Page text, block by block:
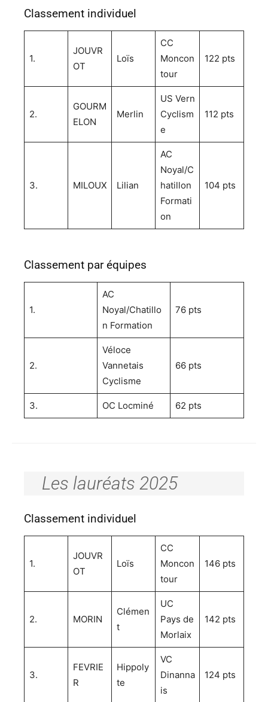
Classement individuel
1.
JOUVR
OT
Loïs
CC
Moncon
tour
122 pts
2.
GOURM
ELON
Merlin
US Vern
Cyclism
e
112 pts
3. MILOUX Lilian
AC
Noyal/C
hatillon
Formati
on
104 pts
Classement par équipes
1.
AC
Noyal/Chatillo
n Formation
76 pts
2.
Véloce
Vannetais
Cyclisme
66 pts
3. OC Locminé 62 pts
Les lauréats 2025
Classement individuel
1.
JOUVR
OT
Loïs
CC
Moncon
tour
146 pts
2. MORIN
Clémen
t
UC
Pays de
Morlaix
142 pts
3.
FEVRIE
R
Hippoly
te
VC
Dinanna
is
124 pts